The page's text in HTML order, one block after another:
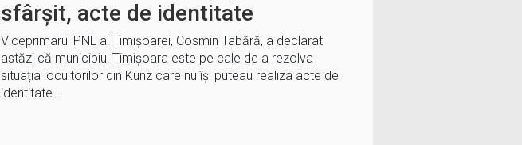
sfârșit, acte de identitate
Viceprimarul PNL al Timișoarei, Cosmin Tabără, a declarat
astăzi că municipiul Timișoara este pe cale de a rezolva
situația locuitorilor din Kunz care nu își puteau realiza acte de
identitate…